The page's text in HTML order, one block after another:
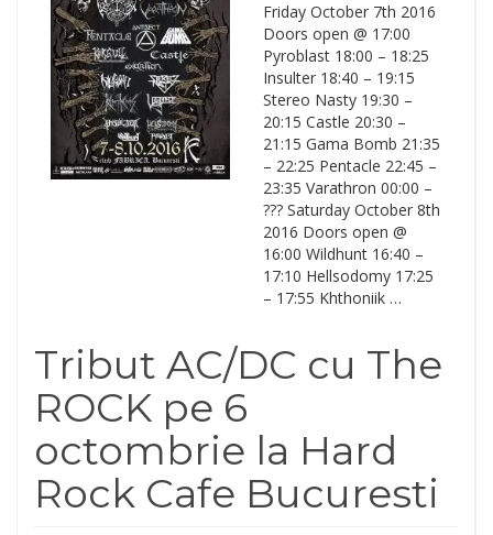
Friday October 7th 2016
Doors open @ 17:00
Pyroblast 18:00 – 18:25
Insulter 18:40 – 19:15
Stereo Nasty 19:30 –
20:15 Castle 20:30 –
21:15 Gama Bomb 21:35
– 22:25 Pentacle 22:45 –
23:35 Varathron 00:00 –
??? Saturday October 8th
2016 Doors open @
16:00 Wildhunt 16:40 –
17:10 Hellsodomy 17:25
– 17:55 Khthoniik …
Tribut AC/DC cu The
ROCK pe 6
octombrie la Hard
Rock Cafe Bucuresti